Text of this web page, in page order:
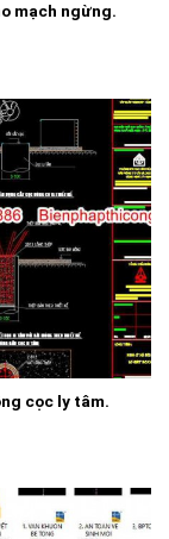
mạch ngừng.
cọc ly tâm.